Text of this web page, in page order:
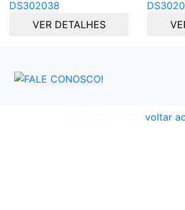
DS302038
VER DETALHES
voltar